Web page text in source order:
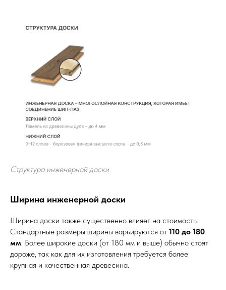
Структура инженерной доски
Ширина инженерной доски
Ширина доски также существенно влияет на стоимость.
Стандартные размеры ширины варьируются от 110 до 180
мм . Более широкие доски (от 180 мм и выше) обычно стоят
дороже, так как для их изготовления требуется более
крупная и качественная древесина.